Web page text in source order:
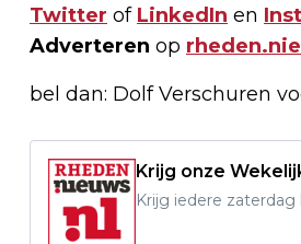
Twitter of LinkedIn en
Adverteren op
bel dan: Dolf Verschuren
Krijg onze
Krijg iedere